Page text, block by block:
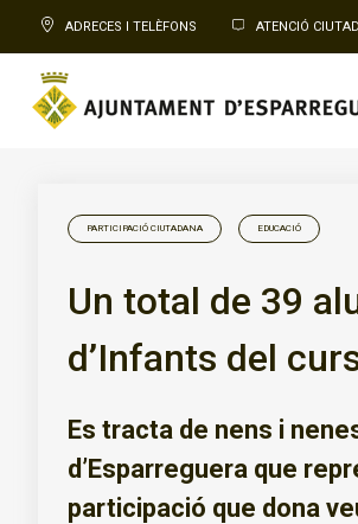
ADRECES I TELÈFONS ATENCIÓ
PARTICIPACIÓ CIUTADANA EDUCACIÓ
Un total de 39
d’Infants del
Es tracta de nens i
d’Esparreguera que
participació que dona